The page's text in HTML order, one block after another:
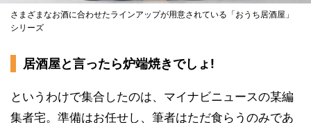
さまざまなお酒に合わせたラインアップが用意されている「おうち居酒屋」
シリーズ
居酒屋と言ったら炉端焼きでしょ!
というわけで集合したのは、マイナビニュースの某編
集者宅。準備はお任せし、筆者はただ食らうのみであ